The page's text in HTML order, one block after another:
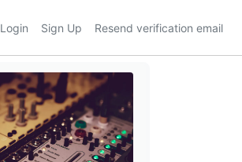
Login Sign Up Resend verification email